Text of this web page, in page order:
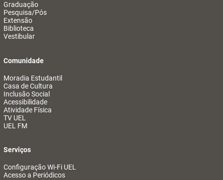
Graduação
Pesquisa/Pós
Extensão
Biblioteca
Vestibular
Comunidade
Moradia Estudantil
Casa de Cultura
Inclusão Social
Acessibilidade
Atividade Física
TV UEL
UEL FM
Serviços
Configuração Wi-Fi UEL
Acesso a Periódicos